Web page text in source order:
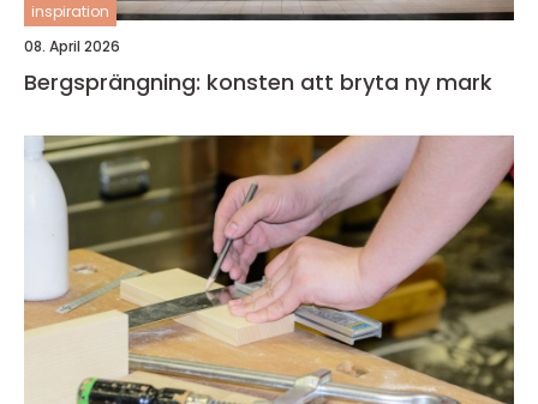
inspiration
08. April 2026
Bergsprängning: konsten att bryta ny mark